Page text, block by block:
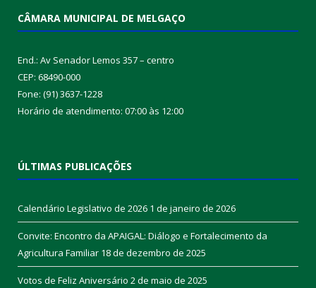
CÂMARA MUNICIPAL DE MELGAÇO
End.: Av Senador Lemos 357 – centro
CEP: 68490-000
Fone: (91) 3637-1228
Horário de atendimento: 07:00 às 12:00
ÚLTIMAS PUBLICAÇÕES
Calendário Legislativo de 2026 1 de janeiro de 2026
Convite: Encontro da APAIGAL: Diálogo e Fortalecimento da
Agricultura Familiar 18 de dezembro de 2025
Votos de Feliz Aniversário 2 de maio de 2025